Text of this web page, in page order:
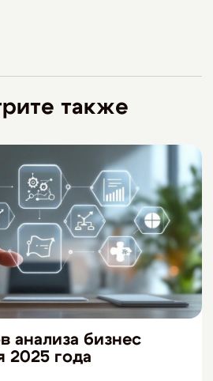
также
анализа бизнес
2025 года